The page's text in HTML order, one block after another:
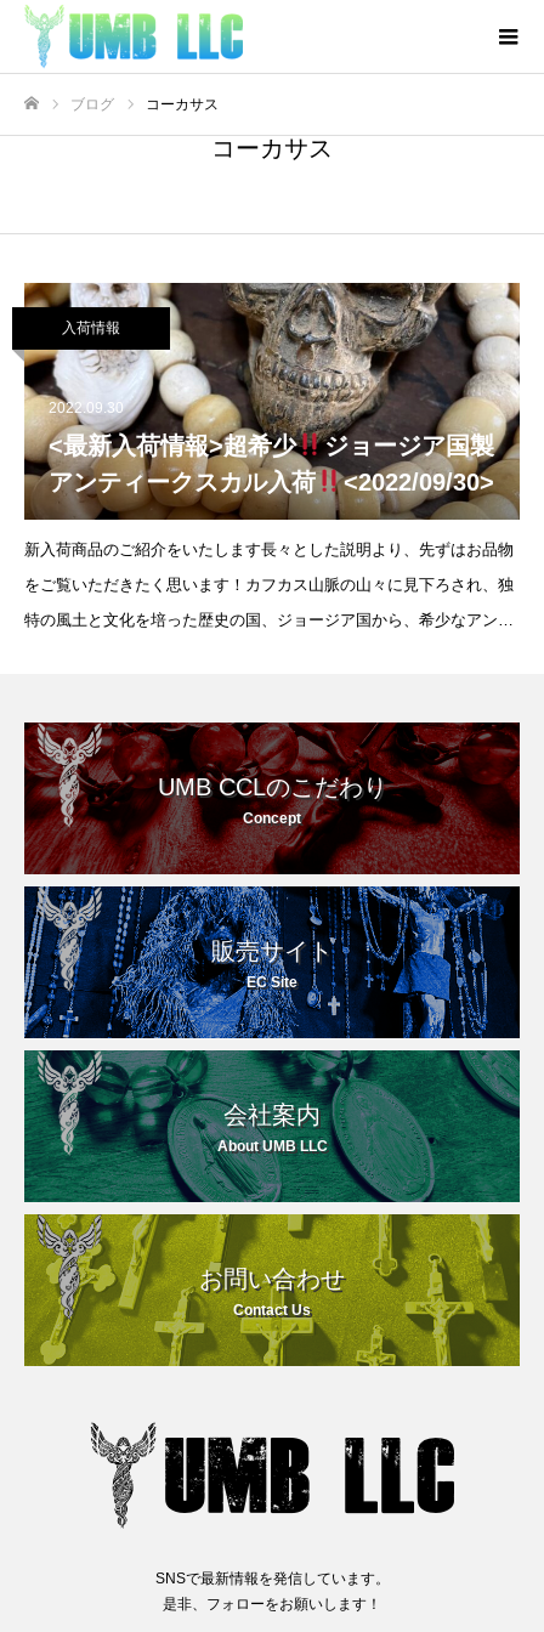
ブログ コーカサス
コーカサス
入荷情報
2022.09.30
<最新入荷情報>超希少
ジョージア国製
アンティークスカル入荷
<2022/09/30>
新入荷商品のご紹介をいたします長々とした説明より、先ずはお品物
をご覧いただきたく思います！カフカス山脈の山々に見下ろされ、独
特の風土と文化を培った歴史の国、ジョージア国から、希少なアンテ
UMB CCLのこだわり
Concept
販売サイト
EC Site
会社案内
About UMB LLC
お問い合わせ
Contact Us
SNSで最新情報を発信しています。
是非、フォローをお願いします！